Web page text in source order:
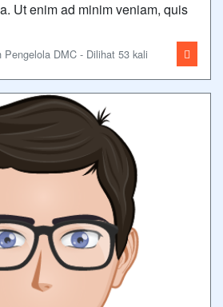
Ut enim ad minim veniam, quis
DMC - Dilihat 53 kali